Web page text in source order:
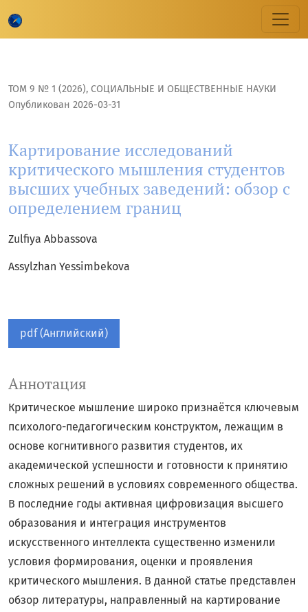
ТОМ 9 № 1 (2026), CОЦИАЛЬНЫЕ И ОБЩЕСТВЕННЫЕ НАУКИ
Картирование исследований
критического мышления студентов
высших учебных заведений: обзор с
определением границ
Опубликован 2026-03-31
Zulfiya Abbassova
Assylzhan Yessimbekova
pdf (Английский)
Аннотация
Критическое мышление широко признаётся ключевым
психолого-педагогическим конструктом, лежащим в
основе когнитивного развития студентов, их
академической успешности и готовности к принятию
сложных решений в условиях современного общества.
В последние годы активная цифровизация высшего
образования и интеграция инструментов
искусственного интеллекта существенно изменили
условия формирования, оценки и проявления
критического мышления. В данной статье представлен
обзор литературы, направленный на картирование